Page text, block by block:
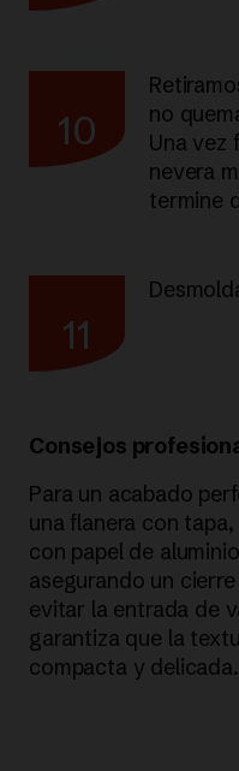
10
no
Una vez
nevera
termine
11
Consejos
Para un acabado
una flanera con
con papel de
asegurando un
evitar la entrada de
garantiza que la
compacta y delicada.